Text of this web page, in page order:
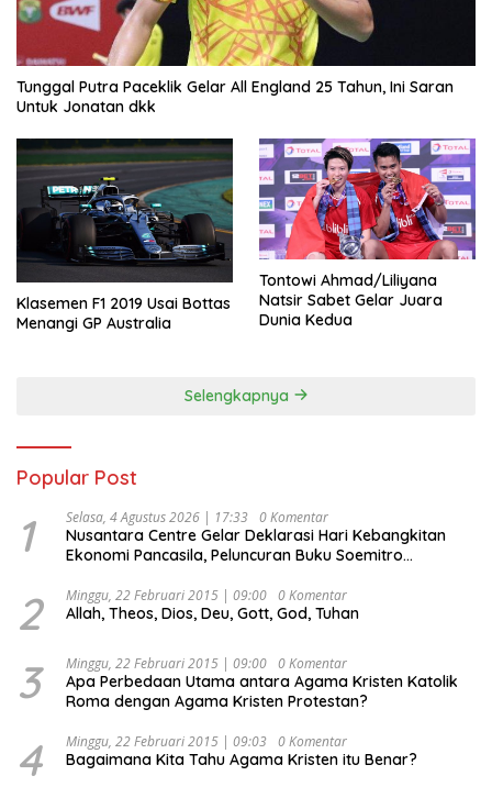
Tunggal Putra Paceklik Gelar All England 25 Tahun, Ini Saran
Untuk Jonatan dkk
Klasemen F1 2019 Usai Bottas
Menangi GP Australia
Tontowi Ahmad/Liliyana
Natsir Sabet Gelar Juara
Dunia Kedua
Selengkapnya
Popular Post
1 Selasa, 4 Agustus 2026 | 17:33 0 Komentar
Nusantara Centre Gelar Deklarasi Hari Kebangkitan
Ekonomi Pancasila, Peluncuran Buku Soemitro
Ekonomi Politik Indonesia) & Simposium Nasional
“Urgensi Undang-Undang Perekonomian Nasional dan
Indonesia Emas 2045”,
2 Minggu, 22 Februari 2015 | 09:00 0 Komentar
Allah, Theos, Dios, Deu, Gott, God, Tuhan
3 Minggu, 22 Februari 2015 | 09:00 0 Komentar
Apa Perbedaan Utama antara Agama Kristen Katolik
Roma dengan Agama Kristen Protestan?
4 Minggu, 22 Februari 2015 | 09:03 0 Komentar
Bagaimana Kita Tahu Agama Kristen itu Benar?